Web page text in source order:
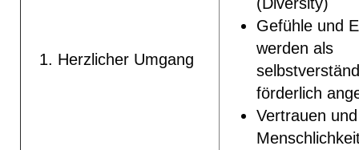
Herzlicher Umgang
Gefühle und
werden als
förderlich
Vertrauen und